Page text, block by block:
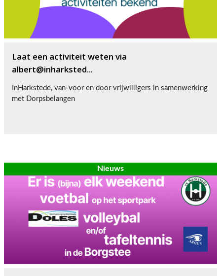
Nieuws
Laat een activiteit weten via
albert@inharksted...
InHarkstede, van-voor en door vrijwilligers in samenwerking
met Dorpsbelangen